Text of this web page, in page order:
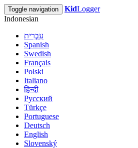
Toggle navigation KidLogger
Indonesian
עִבְרִית
Spanish
Swedish
Français
Polski
Italiano
हिन्दी
Русский
Türkçe
Portuguese
Deutsch
English
Slovenský